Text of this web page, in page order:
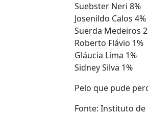
Suebster Neri 8%
Josenildo Calos 4%
Suerda Medeiros
Roberto Flávio 1%
Gláucia Lima 1%
Sidney Silva 1%
Pelo que pude
Fonte: Instituto de